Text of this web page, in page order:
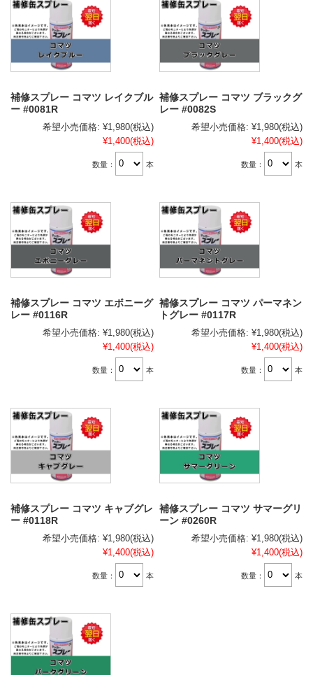
補修スプレー コマツ レイクブル
ー #0081R
希望小売価格: ¥1,980(税込)
¥1,400(税込)
数量： 本
補修スプレー コマツ ブラックグ
レー #0082S
希望小売価格: ¥1,980(税込)
¥1,400(税込)
数量： 本
補修スプレー コマツ エボニーグ
レー #0116R
希望小売価格: ¥1,980(税込)
¥1,400(税込)
数量： 本
補修スプレー コマツ パーマネン
トグレー #0117R
希望小売価格: ¥1,980(税込)
¥1,400(税込)
数量： 本
補修スプレー コマツ キャブグレ
ー #0118R
希望小売価格: ¥1,980(税込)
¥1,400(税込)
数量： 本
補修スプレー コマツ サマーグリ
ーン #0260R
希望小売価格: ¥1,980(税込)
¥1,400(税込)
数量： 本